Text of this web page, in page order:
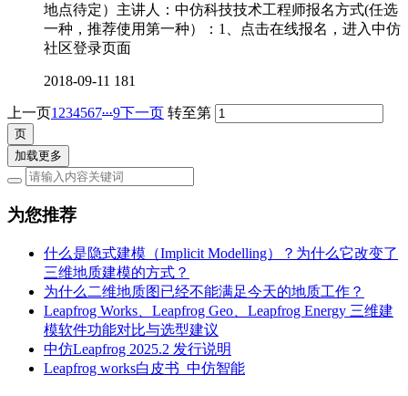
地点待定）主讲人：中仿科技技术工程师报名方式(任选
一种，推荐使用第一种）：1、点击在线报名，进入中仿
社区登录页面
2018-09-11 181
上一页1 234567...9下一页 转至第
加载更多
为您推荐
什么是隐式建模（Implicit Modelling）？为什么它改变了
三维地质建模的方式？
为什么二维地质图已经不能满足今天的地质工作？
Leapfrog Works、Leapfrog Geo、Leapfrog Energy 三维建
模软件功能对比与选型建议
中仿Leapfrog 2025.2 发行说明
Leapfrog works白皮书_中仿智能